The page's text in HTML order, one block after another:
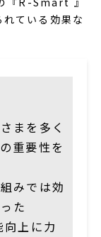
ている効果な
まを多く
重要性を
みでは効
た
上に力